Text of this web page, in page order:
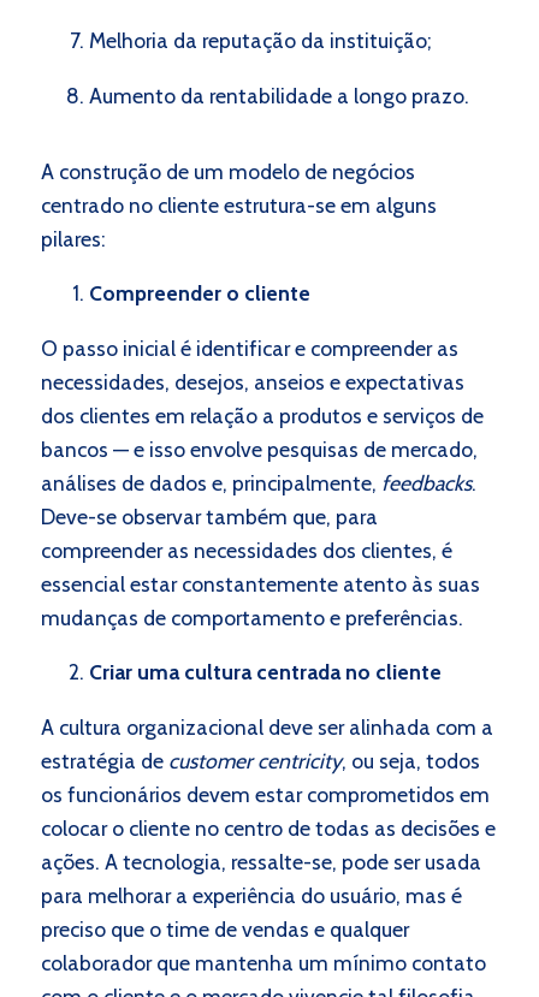
Melhoria da reputação da instituição;
Aumento da rentabilidade a longo prazo.
A construção de um modelo de negócios
centrado no cliente estrutura-se em alguns
pilares:
Compreender o cliente
O passo inicial é identificar e compreender as
necessidades, desejos, anseios e expectativas
dos clientes em relação a produtos e serviços de
bancos — e isso envolve pesquisas de mercado,
análises de dados e, principalmente, feedbacks.
Deve-se observar também que, para
compreender as necessidades dos clientes, é
essencial estar constantemente atento às suas
mudanças de comportamento e preferências.
Criar uma cultura centrada no cliente
A cultura organizacional deve ser alinhada com a
estratégia de customer centricity, ou seja, todos
os funcionários devem estar comprometidos em
colocar o cliente no centro de todas as decisões e
ações. A tecnologia, ressalte-se, pode ser usada
para melhorar a experiência do usuário, mas é
preciso que o time de vendas e qualquer
colaborador que mantenha um mínimo contato